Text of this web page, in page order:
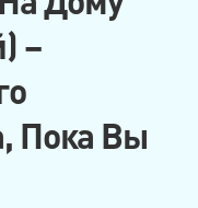
–
Пока Вы